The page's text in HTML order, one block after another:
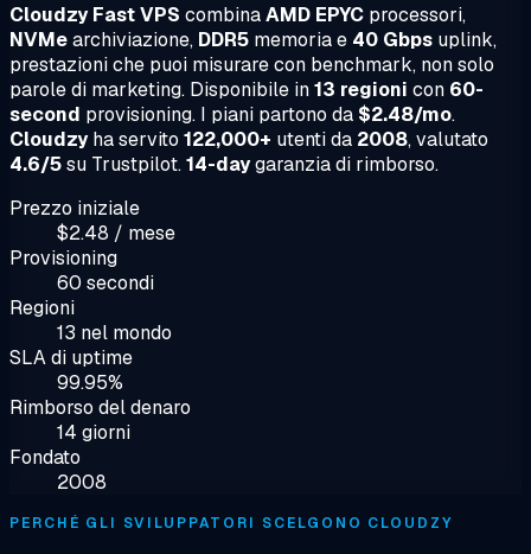
Cloudzy Fast VPS combinaAMD EPYC processori,
NVMearchiviazione, DDR5 memoria e 40 Gbps uplink,
prestazioni che puoi misurare con benchmark, non solo
parole di marketing. Disponibile in13 regioni con 60-
second provisioning. I piani partono da $2.48/mo.
Cloudzyha servito 122,000+ utenti da 2008, valutato
4.6/5su Trustpilot.14-daygaranzia di rimborso.
Prezzo iniziale
$2.48 / mese
Provisioning
60 secondi
Regioni
13 nel mondo
SLA di uptime
99.95%
Rimborso del denaro
14 giorni
Fondato
2008
PERCHÉ GLI SVILUPPATORI SCELGONO CLOUDZY